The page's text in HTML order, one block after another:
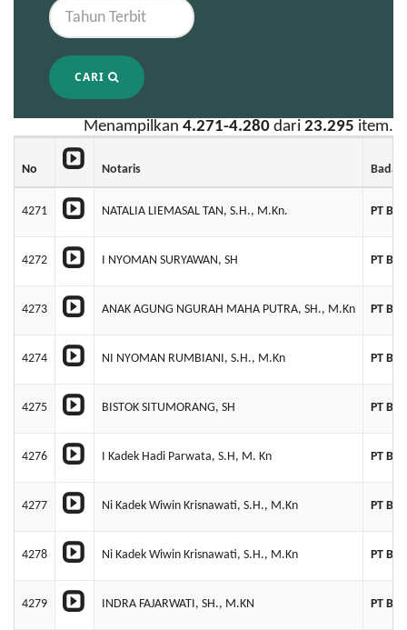
CARI
Menampilkan 4.271-4.280 dari 23.295 item.
No Notaris
4271 NATALIA LIEMASAL TAN, S.H., M.Kn. PT
4272 I NYOMAN SURYAWAN, SH PT
4273 ANAK AGUNG NGURAH MAHA PUTRA, SH., M.Kn PT
4274 NI NYOMAN RUMBIANI, S.H., M.Kn PT
4275 BISTOK SITUMORANG, SH PT
4276 I Kadek Hadi Parwata, S.H, M. Kn PT
4277 Ni Kadek Wiwin Krisnawati, S.H., M.Kn PT
4278 Ni Kadek Wiwin Krisnawati, S.H., M.Kn PT
4279 INDRA FAJARWATI, SH., M.KN PT